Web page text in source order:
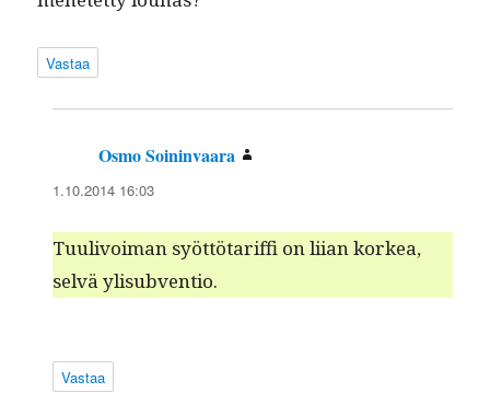
Vastaa
Osmo Soininvaara
1.10.2014 16:03
Tuulivoiman syöt­tö­tar­if­fi on liian korkea,
selvä ylisubventio.
Vastaa